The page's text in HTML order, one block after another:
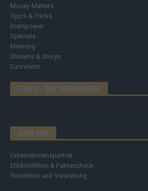
Money Matters
Tipps & Tricks
Brainpower
Specials
Meinung
Streams & Storys
Eurovision
FLASH – DAS VIDEOPORTAL
ÜBER UNS
Unternehmensporträt
Ehtikrichtlinie & Faktencheck
Redaktion und Verwaltung